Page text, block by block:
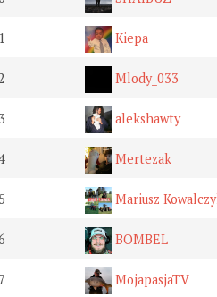
Kiepa
Mlody_033
alekshawty
Mertezak
Mariusz
BOMBEL
MojapasjaTV